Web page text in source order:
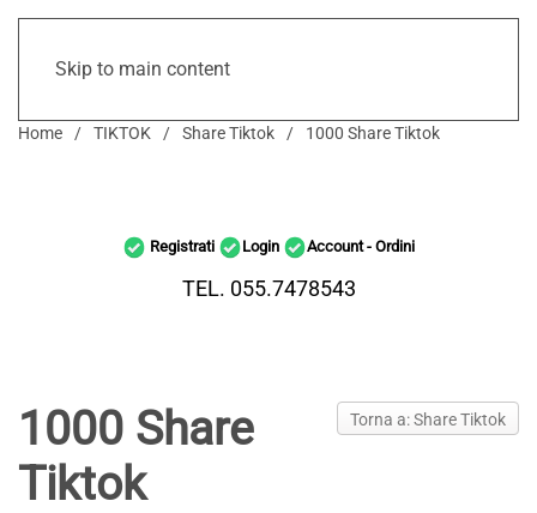
Skip to main content
Home TIKTOK Share Tiktok 1000 Share Tiktok
Registrati Login Account - Ordini
TEL. 055.7478543
Torna a: Share Tiktok
1000 Share
Tiktok